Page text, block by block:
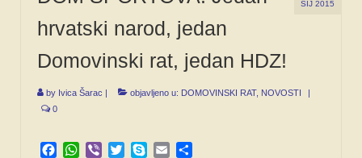
SIJ 2015
hrvatski narod, jedan
Domovinski rat, jedan HDZ!
by Ivica Šarac | objavljeno u: DOMOVINSKI RAT, NOVOSTI
|
0
Facebook
WhatsApp
Viber TwitterSkypeEmail